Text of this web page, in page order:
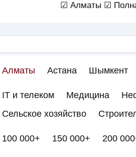
☑ Алматы ☑
Алматы Астана Шымкент
IT и телеком Медицина
Сельское хозяйство
100 000+ 150 000+ 200